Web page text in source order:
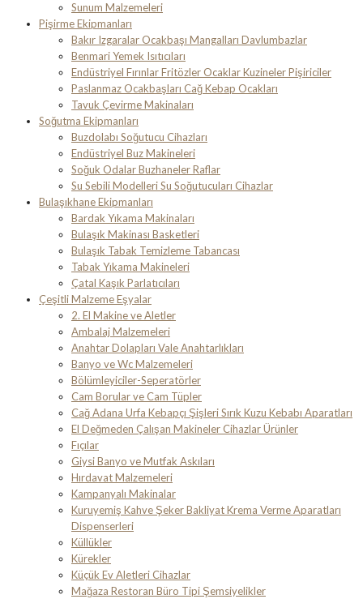
Sunum Malzemeleri
Pişirme Ekipmanları
Bakır Izgaralar Ocakbaşı Mangalları Davlumbazlar
Benmari Yemek Isıtıcıları
Endüstriyel Fırınlar Fritözler Ocaklar Kuzineler Pişiriciler
Paslanmaz Ocakbaşları Cağ Kebap Ocakları
Tavuk Çevirme Makinaları
Soğutma Ekipmanları
Buzdolabı Soğutucu Cihazları
Endüstriyel Buz Makineleri
Soğuk Odalar Buzhaneler Raflar
Su Sebili Modelleri Su Soğutucuları Cihazlar
Bulaşıkhane Ekipmanları
Bardak Yıkama Makinaları
Bulaşık Makinası Basketleri
Bulaşık Tabak Temizleme Tabancası
Tabak Yıkama Makineleri
Çatal Kaşık Parlatıcıları
Çeşitli Malzeme Eşyalar
2. El Makine ve Aletler
Ambalaj Malzemeleri
Anahtar Dolapları Vale Anahtarlıkları
Banyo ve Wc Malzemeleri
Bölümleyiciler-Seperatörler
Cam Borular ve Cam Tüpler
Cağ Adana Urfa Kebapçı Şişleri Sırık Kuzu Kebabı Aparatları
El Değmeden Çalışan Makineler Cihazlar Ürünler
Fıçılar
Giysi Banyo ve Mutfak Askıları
Hırdavat Malzemeleri
Kampanyalı Makinalar
Kuruyemiş Kahve Şeker Bakliyat Krema Verme Aparatları
Dispenserleri
Küllükler
Kürekler
Küçük Ev Aletleri Cihazlar
Mağaza Restoran Büro Tipi Şemsiyelikler